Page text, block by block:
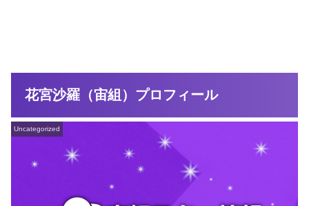
花宮沙羅（宙組）プロフィール
Uncategorized